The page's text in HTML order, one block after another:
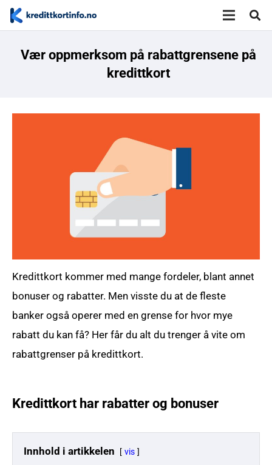
Vær oppmerksom på rabattgrensene på
kredittkort
Kredittkort kommer med mange fordeler, blant annet
bonuser og rabatter. Men visste du at de fleste
banker også operer med en grense for hvor mye
rabatt du kan få? Her får du alt du trenger å vite om
rabattgrenser på kredittkort.
Kredittkort har rabatter og bonuser
Innhold i artikkelen vis